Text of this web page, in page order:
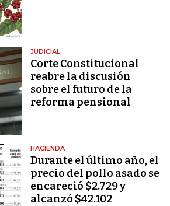
JUDICIAL
Corte Constitucional
reabre la discusión
sobre el futuro de la
reforma pensional
HACIENDA
Durante el último año, el
precio del pollo asado se
encareció $2.729 y
alcanzó $42.102